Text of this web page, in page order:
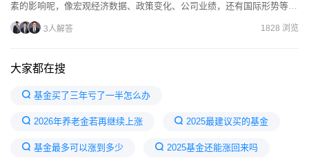
素的影响呢，像宏观经济数据、政策变化、公司业绩，还有国际形势等
等。这些因素随时都可能发生变化，所以很难准确判断明天大盘的...
3人解答 1828 浏览
大家都在搜
基金买了三年亏了一半怎么办
2026年养老金若再继续上涨 2025最建议买的基金
基金最多可以涨到多少 2025基金还能涨回来吗